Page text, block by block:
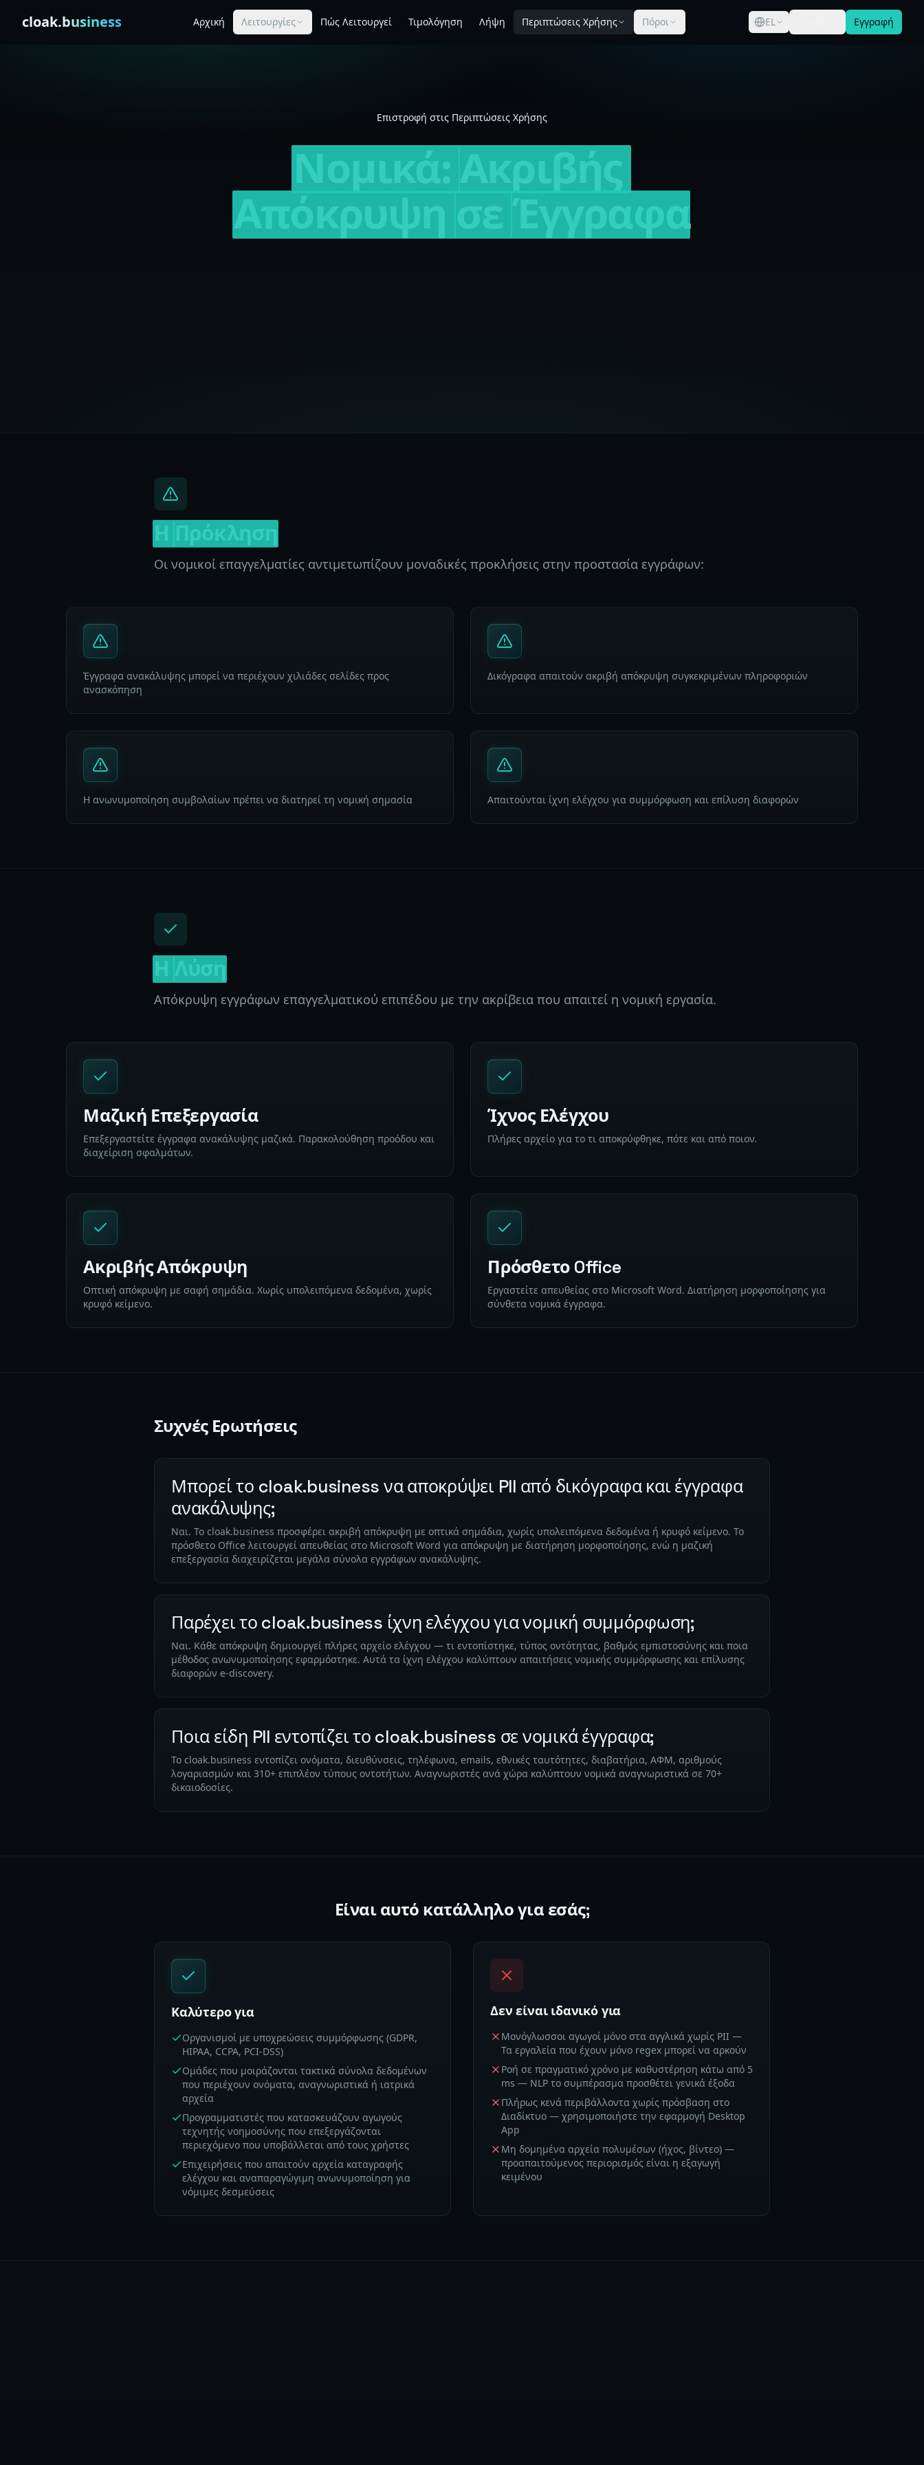
cloak.business Αρχική Λειτουργίες Πώς Λειτουργεί Τιμολόγηση Λήψη Περιπτώσεις Χρήσης Πόροι EL Εγγραφή
Επιστροφή στις Περιπτώσεις Χρήσης
Οι νομικοί επαγγελματίες αντιμετωπίζουν μοναδικές προκλήσεις στην προστασία εγγράφων:
Έγγραφα ανακάλυψης μπορεί να περιέχουν χιλιάδες σελίδες προς
ανασκόπηση
Δικόγραφα απαιτούν ακριβή απόκρυψη συγκεκριμένων πληροφοριών
Η ανωνυμοποίηση συμβολαίων πρέπει να διατηρεί τη νομική σημασία Απαιτούνται ίχνη ελέγχου για συμμόρφωση και επίλυση διαφορών
Απόκρυψη εγγράφων επαγγελματικού επιπέδου με την ακρίβεια που απαιτεί η νομική εργασία.
Μαζική Επεξεργασία
Επεξεργαστείτε έγγραφα ανακάλυψης μαζικά. Παρακολούθηση προόδου και
διαχείριση σφαλμάτων.
Ίχνος Ελέγχου
Πλήρες αρχείο για το τι αποκρύφθηκε, πότε και από ποιον.
Ακριβής Απόκρυψη
Οπτική απόκρυψη με σαφή σημάδια. Χωρίς υπολειπόμενα δεδομένα, χωρίς
κρυφό κείμενο.
Πρόσθετο Office
Εργαστείτε απευθείας στο Microsoft Word. Διατήρηση μορφοποίησης για
σύνθετα νομικά έγγραφα.
Συχνές Ερωτήσεις
Μπορεί το cloak.business να αποκρύψει PII από δικόγραφα και έγγραφα
ανακάλυψης;
Ναι. Το cloak.business προσφέρει ακριβή απόκρυψη με οπτικά σημάδια, χωρίς υπολειπόμενα δεδομένα ή κρυφό κείμενο. Το
πρόσθετο Office λειτουργεί απευθείας στο Microsoft Word για απόκρυψη με διατήρηση μορφοποίησης, ενώ η μαζική
επεξεργασία διαχειρίζεται μεγάλα σύνολα εγγράφων ανακάλυψης.
Παρέχει το cloak.business ίχνη ελέγχου για νομική συμμόρφωση;
Ναι. Κάθε απόκρυψη δημιουργεί πλήρες αρχείο ελέγχου — τι εντοπίστηκε, τύπος οντότητας, βαθμός εμπιστοσύνης και ποια
μέθοδος ανωνυμοποίησης εφαρμόστηκε. Αυτά τα ίχνη ελέγχου καλύπτουν απαιτήσεις νομικής συμμόρφωσης και επίλυσης
διαφορών e-discovery.
Ποια είδη PII εντοπίζει το cloak.business σε νομικά έγγραφα;
Το cloak.business εντοπίζει ονόματα, διευθύνσεις, τηλέφωνα, emails, εθνικές ταυτότητες, διαβατήρια, ΑΦΜ, αριθμούς
λογαριασμών και 310+ επιπλέον τύπους οντοτήτων. Αναγνωριστές ανά χώρα καλύπτουν νομικά αναγνωριστικά σε 70+
δικαιοδοσίες.
Είναι αυτό κατάλληλο για εσάς;
Καλύτερο για
Οργανισμοί με υποχρεώσεις συμμόρφωσης (GDPR,
HIPAA, CCPA, PCI-DSS)
Ομάδες που μοιράζονται τακτικά σύνολα δεδομένων
που περιέχουν ονόματα, αναγνωριστικά ή ιατρικά
αρχεία
Προγραμματιστές που κατασκευάζουν αγωγούς
τεχνητής νοημοσύνης που επεξεργάζονται
περιεχόμενο που υποβάλλεται από τους χρήστες
Επιχειρήσεις που απαιτούν αρχεία καταγραφής
ελέγχου και αναπαραγώγιμη ανωνυμοποίηση για
νόμιμες δεσμεύσεις
Δεν είναι ιδανικό για
Μονόγλωσσοι αγωγοί μόνο στα αγγλικά χωρίς PII —
Τα εργαλεία που έχουν μόνο regex μπορεί να αρκούν
Ροή σε πραγματικό χρόνο με καθυστέρηση κάτω από 5
ms — NLP το συμπέρασμα προσθέτει γενικά έξοδα
Πλήρως κενά περιβάλλοντα χωρίς πρόσβαση στο
Διαδίκτυο — χρησιμοποιήστε την εφαρμογή Desktop
App
Μη δομημένα αρχεία πολυμέσων (ήχος, βίντεο) —
προαπαιτούμενος περιορισμός είναι η εξαγωγή
κειμένου